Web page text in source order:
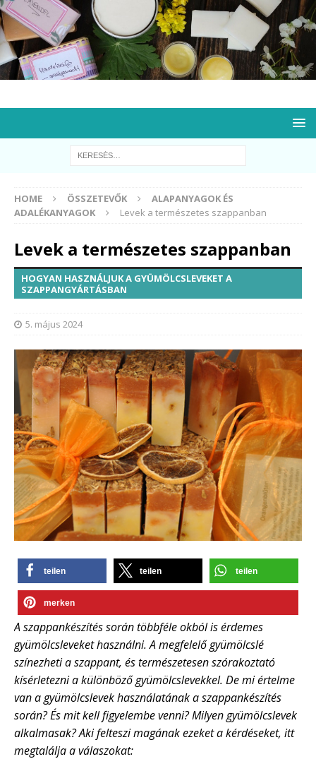
HOME ÖSSZETEVŐK
ALAPANYAGOK ÉS
ADALÉKANYAGOK
Levek a természetes szappanban
Levek a természetes szappanban
HOGYAN HASZNÁLJUK A GYÜMÖLCSLEVEKET A
SZAPPANGYÁRTÁSBAN
5. május 2024
teilen teilen teilen
merken
A szappankészítés során többféle okból is érdemes
gyümölcsleveket használni. A megfelelő gyümölcslé
színezheti a szappant, és természetesen szórakoztató
kísérletezni a különböző gyümölcslevekkel. De mi értelme
van a gyümölcslevek használatának a szappankészítés
során? És mit kell figyelembe venni? Milyen gyümölcslevek
alkalmasak? Aki felteszi magának ezeket a kérdéseket, itt
megtalálja a válaszokat: